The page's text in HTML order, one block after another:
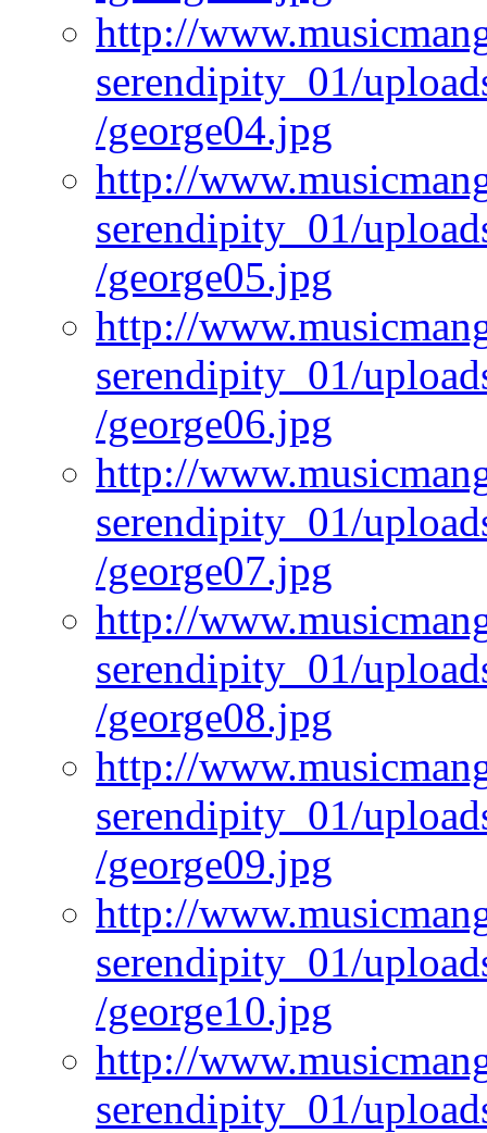
http://
serendipity_01/
/george04.jpg
http://
serendipity_01/
/george05.jpg
http://
serendipity_01/
/george06.jpg
http://
serendipity_01/
/george07.jpg
http://
serendipity_01/
/george08.jpg
http://
serendipity_01/
/george09.jpg
http://
serendipity_01/
/george10.jpg
http://
serendipity_01/